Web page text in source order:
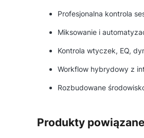
Profesjonalna kontrola
Miksowanie i
Kontrola wtyczek, EQ,
Workflow hybrydowy z
Rozbudowane
Produkty powiązane